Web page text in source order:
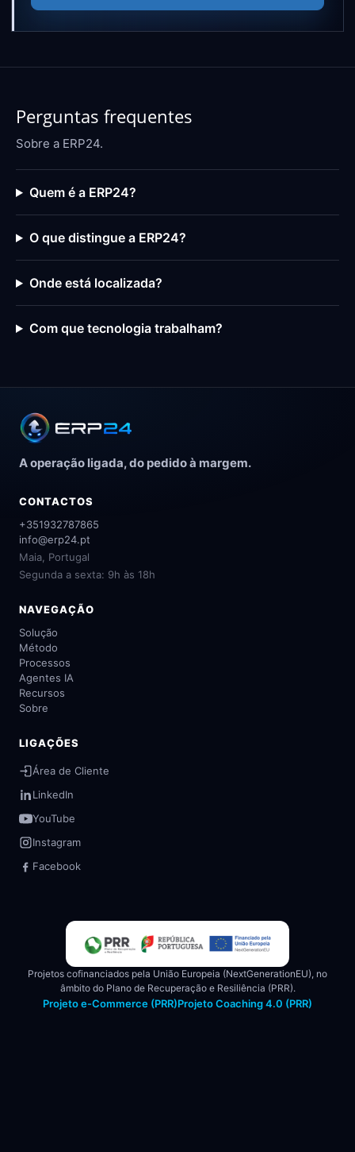
Perguntas frequentes
Sobre a ERP24.
Quem é a ERP24?
O que distingue a ERP24?
Onde está localizada?
Com que tecnologia trabalham?
A operação ligada, do pedido à margem.
CONTACTOS
+351932787865
info@erp24.pt
Maia, Portugal
Segunda a sexta: 9h às 18h
NAVEGAÇÃO
Solução
Método
Processos
Agentes IA
Recursos
Sobre
LIGAÇÕES
Área de Cliente
LinkedIn
YouTube
Instagram
Facebook
Projetos cofinanciados pela União Europeia (NextGenerationEU), no
âmbito do Plano de Recuperação e Resiliência (PRR).
Projeto e-Commerce (PRR)Projeto Coaching 4.0 (PRR)